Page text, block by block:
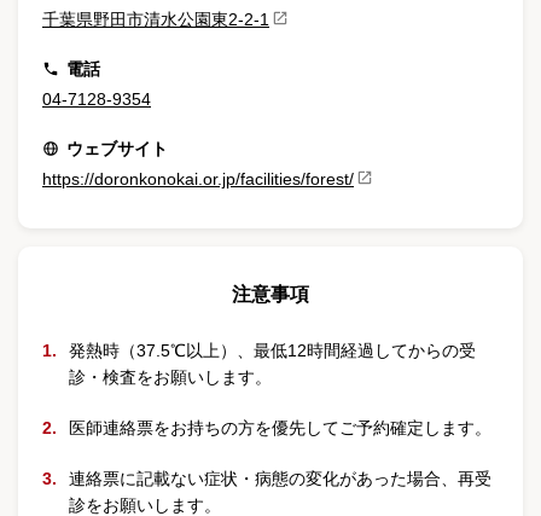
千葉県野田市清水公園東2-2-1
電話
04-7128-9354
ウェブサイト
https://doronkonokai.or.jp/facilities/forest/
注意事項
発熱時（37.5℃以上）、最低12時間経過してからの受
診・検査をお願いします。
医師連絡票をお持ちの方を優先してご予約確定します。
連絡票に記載ない症状・病態の変化があった場合、再受
診をお願いします。